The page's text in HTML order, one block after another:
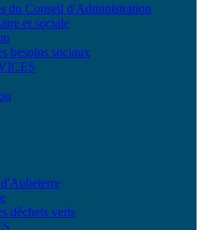
du Conseil d'Administration
et sociale
besoins sociaux
déchets verts